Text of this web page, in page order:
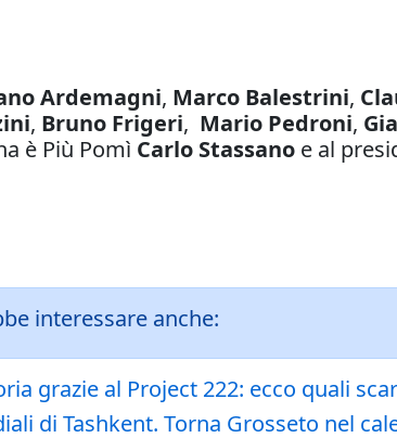
Ardemagni, Marco Balestrini,
, Bruno Frigeri, Mario Pedroni,
è Più Pomì Carlo Stassano e al
interessare anche:
grazie al Project 222: ecco quali
di Tashkent. Torna Grosseto nel